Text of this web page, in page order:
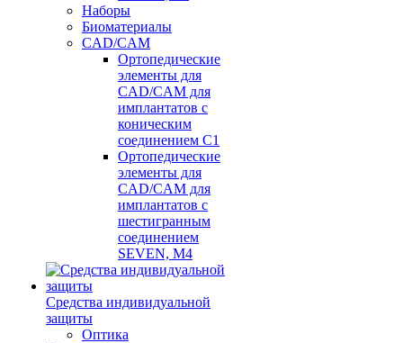
Наборы
Биоматериалы
CAD/CAM
Ортопедические
элементы для
CAD/CAM для
имплантатов с
коническим
соединением С1
Ортопедические
элементы для
CAD/CAM для
имплантатов с
шестигранным
соединением
SEVEN, М4
Средства индивидуальной
защиты
Оптика